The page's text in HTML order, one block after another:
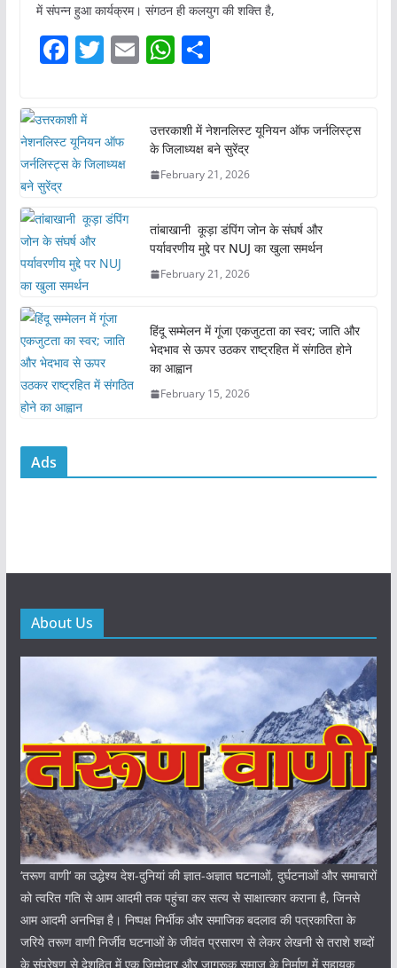
में संपन्न हुआ कार्यक्रम। संगठन ही कलयुग की शक्ति है,
F
a
c
e
b
o
k
T
w
er
E
m
W
h
s
A
p
p
S
e
उत्तरकाशी में नेशनलिस्ट यूनियन ऑफ जर्नलिस्ट्स
के जिलाध्यक्ष बने सुरेंद्र
February 21, 2026
तांबाखानी कूड़ा डंपिंग जोन के संघर्ष और
पर्यावरणीय मुद्दे पर NUJ का खुला समर्थन
February 21, 2026
हिंदू सम्मेलन में गूंजा एकजुटता का स्वर; जाति और
भेदभाव से ऊपर उठकर राष्ट्रहित में संगठित होने
का आह्वान
February 15, 2026
Ads
About Us
‘तरूण वाणी‘ का उद्धेश्य देश-दुनियां की ज्ञात-अज्ञात घटनाओं, दुर्घटनाओं और समाचारों
को त्वरित गति से आम आदमी तक पहुंचा कर सत्य से साक्षात्कार कराना है, जिनसे
आम आदमी अनभिज्ञ है। निष्पक्ष निर्भीक और समाजिक बदलाव की पत्रकारिता के
जरिये तरूण वाणी निर्जीव घटनाओं के जीवंत प्रसारण से लेकर लेखनी से तराशे शब्दों
के संप्रेषण से देशहित में एक जिम्मेदार और जागरूक समाज के निर्माण में सहायक